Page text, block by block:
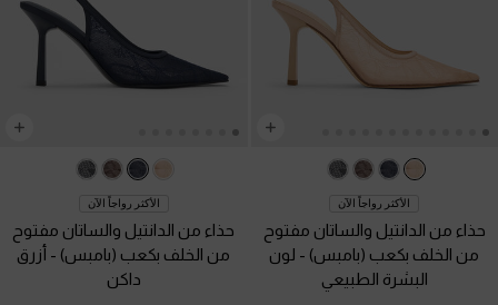
الأكثر رواجاً الآن
حذاء من الدانتيل والساتان مفتوح
من الخلف بكعب (بامبس) - لون
البشرة الطبيعي
الأكثر رواجاً الآن
حذاء من الدانتيل والساتان مفتوح
من الخلف بكعب (بامبس) - أزرق
داكن